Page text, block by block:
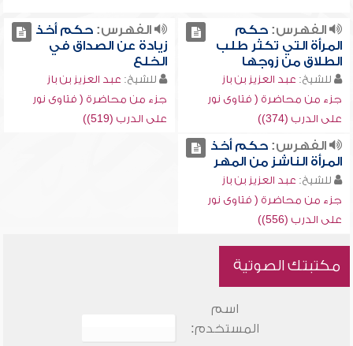
الفهرس:حكم
المرأة التي تكثر طلب
الطلاق من زوجها
للشيخ: عبد العزيز بن باز
جزء من محاضرة ( فتاوى نور
على الدرب (374))
الفهرس:حكم أخذ
زيادة عن الصداق في
الخلع
للشيخ: عبد العزيز بن باز
جزء من محاضرة ( فتاوى نور
على الدرب (519))
الفهرس:حكم أخذ
المرأة الناشز من المهر
للشيخ: عبد العزيز بن باز
جزء من محاضرة ( فتاوى نور
على الدرب (556))
مكتبتك الصوتية
اسم
المستخدم: